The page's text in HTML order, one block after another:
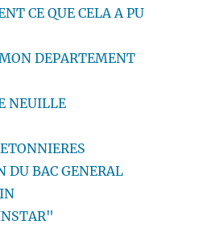
CE QUE CELA A PU
DEPARTEMENT
NEUILLE
DU BAC GENERAL